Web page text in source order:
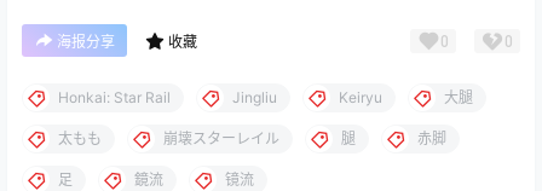
海报分享 收藏 0 0
Honkai: Star Rail Jingliu Keiryu 大腿
太もも 崩壊スターレイル 腿 赤脚
足 鏡流 镜流